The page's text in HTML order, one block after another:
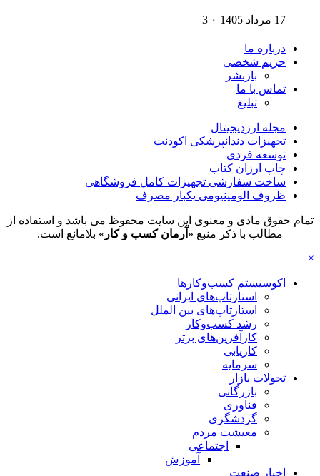
17 مرداد 1405 ۰ 3
درباره ما
حریم شخصی
بازنشر
تماس با ما
تبلیغ
مجله ارزدیجیتال
تجهیزات دندانپزشکی اکودنت
توسعه فردی
چاپ ارزان کتاب
ساخت سفارشی تجهیزات کامل فروشگاهی
ظروف الومینیومی یکبار مصرف
تمام حقوق مادی و معنوی این سایت محفوظ می باشد و استفاده از
مطالب با ذکر منبع « آرمان کسب و کار » بلامانع است.
×
اکوسیستم کسب‌وکارها
استارتاپ‌های ایرانی
استارتاپ‌های بین الملل
رشد کسب‌وکار
کارآفرین‌های برتر
کاریابی
سرمایه
تحولات بازار
بازرگانی
فناوری
گردشگری
معیشت مردم
اجتماعی
آموزش
اخبار صنعت